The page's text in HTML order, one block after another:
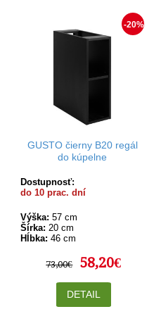
-20%
GUSTO čierny B20 regál
do kúpelne
Dostupnosť:
do 10 prac. dní
Výška: 57 cm
Šírka: 20 cm
Hĺbka: 46 cm
73,00€ 58,20€
DETAIL